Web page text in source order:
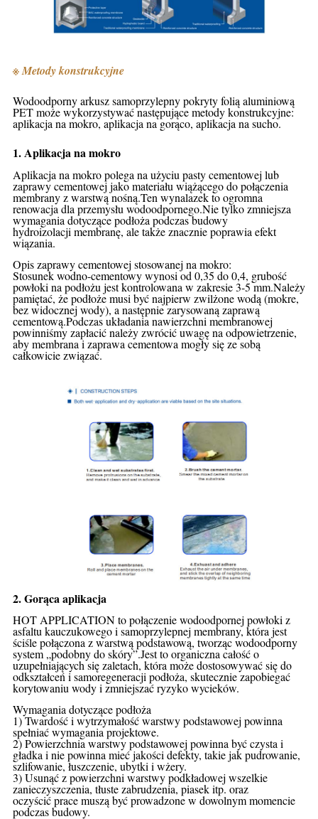
※ Metody konstrukcyjne
Wodoodporny arkusz samoprzylepny pokryty folią aluminiową
PET może wykorzystywać następujące metody konstrukcyjne:
aplikacja na mokro, aplikacja na gorąco, aplikacja na sucho.
1. Aplikacja na mokro
Aplikacja na mokro polega na użyciu pasty cementowej lub
zaprawy cementowej jako materiału wiążącego do połączenia
membrany z warstwą nośną.Ten wynalazek to ogromna
renowacja dla przemysłu wodoodpornego.Nie tylko zmniejsza
wymagania dotyczące podłoża podczas budowy
hydroizolacjimembranę, ale także znacznie poprawia efekt
wiązania.
Opis zaprawy cementowej stosowanej na mokro:
Stosunek wodno-cementowy wynosi od 0,35 do 0,4, grubość
powłoki na podłożu jest kontrolowana w zakresie 3-5 mm.Należy
pamiętać, że podłoże musi być najpierw zwilżone wodą (mokre,
bez widocznej wody), a następnie zarysowaną zaprawą
cementową.Podczas układania nawierzchni membranowej
powinniśmy zapłacićnależy zwrócić uwagę na odpowietrzenie,
aby membrana i zaprawa cementowa mogły się ze sobą
całkowicie związać.
2. Gorąca aplikacja
HOT APPLICATION to połączenie wodoodpornej powłoki z
asfaltu kauczukowego i samoprzylepnej membrany, która jest
ściśle połączona z warstwą podstawową, tworząc wodoodporny
system „podobny do skóry”.Jest to organiczna całość o
uzupełniających się zaletach, która może dostosowywać się do
odkształceń i samoregeneracji podłoża, skutecznie zapobiegać
korytowaniu wody i zmniejszać ryzyko wycieków.
Wymagania dotyczące podłoża
1) Twardość i wytrzymałość warstwy podstawowej powinna
spełniać wymagania projektowe.
2) Powierzchnia warstwy podstawowej powinna być czysta i
gładka i nie powinna mieć jakości defekty, takie jak pudrowanie,
szlifowanie, łuszczenie, ubytki i wżery.
3) Usunąć z powierzchni warstwy podkładowej wszelkie
zanieczyszczenia, tłuste zabrudzenia, piasek itp. oraz
oczyścićprace muszą być prowadzone w dowolnym momencie
podczas budowy.